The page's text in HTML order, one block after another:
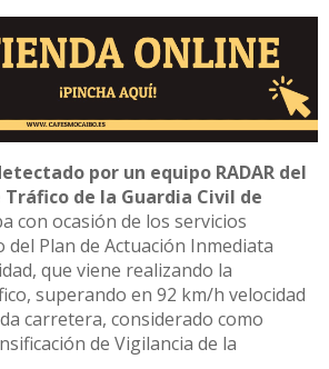
por un equipo RADAR del
de la Guardia Civil de
con ocasión de los servicios
Plan de Actuación Inmediata
que viene realizando la
superando en 92 km/h velocidad
carretera, considerado como
de Vigilancia de la